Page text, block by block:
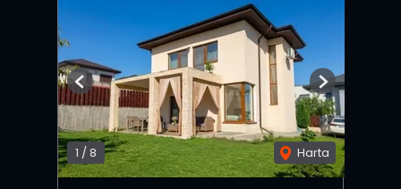
1 / 8 Harta
Previous Next